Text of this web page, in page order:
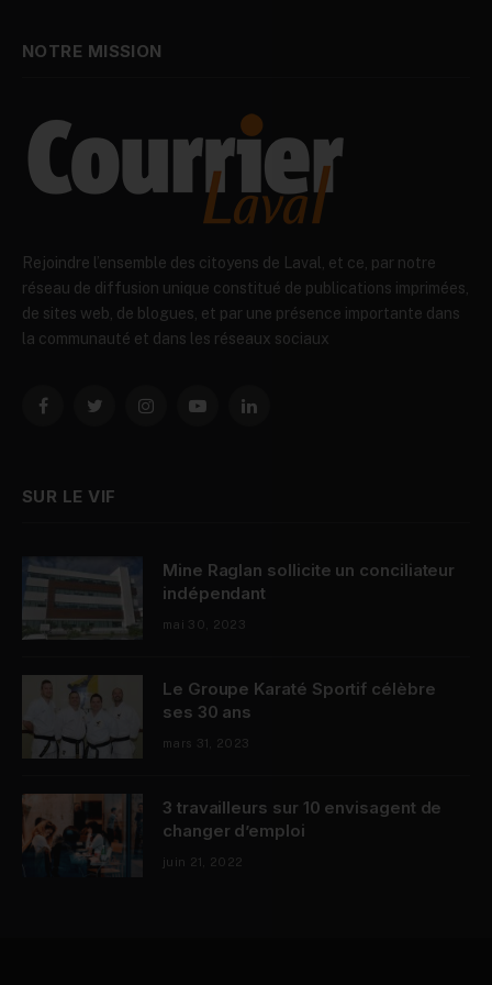
NOTRE MISSION
Rejoindre l’ensemble des citoyens de Laval, et ce, par notre
réseau de diffusion unique constitué de publications imprimées,
de sites web, de blogues, et par une présence importante dans
la communauté et dans les réseaux sociaux
FacebookTwitterInstagramYouTubeLinkedIn
SUR LE VIF
Mine Raglan sollicite un conciliateur
indépendant
mai 30, 2023
Le Groupe Karaté Sportif célèbre
ses 30 ans
mars 31, 2023
3 travailleurs sur 10 envisagent de
changer d’emploi
juin 21, 2022